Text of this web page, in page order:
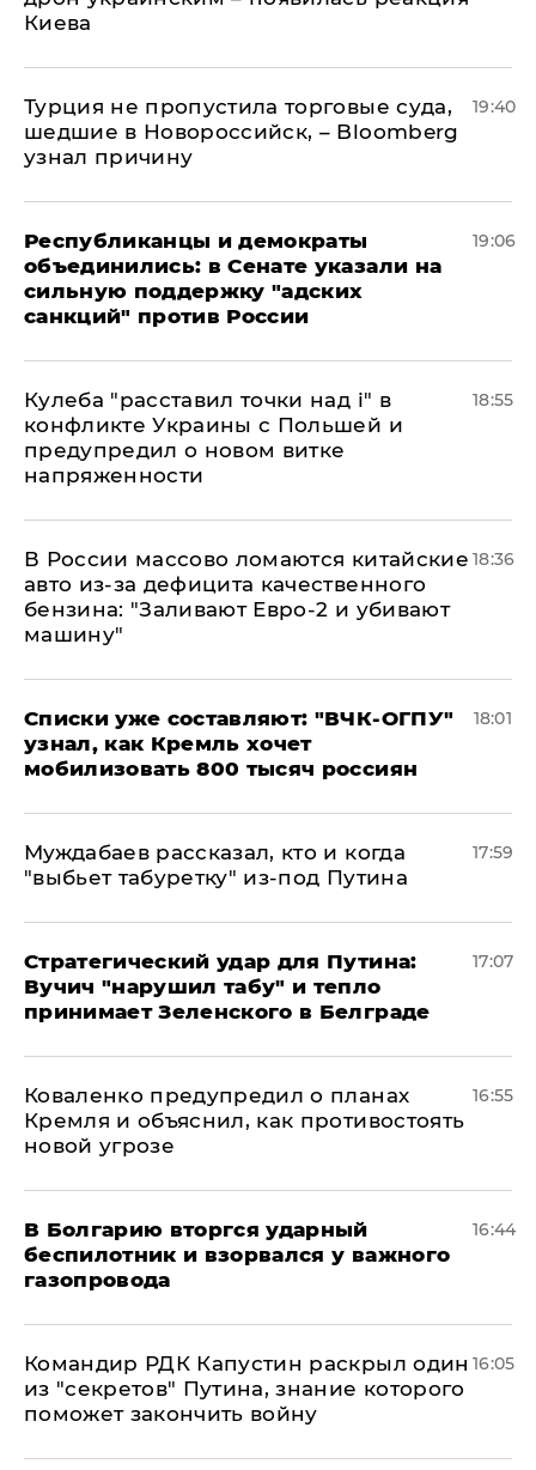
Киева
Турция не пропустила торговые суда,
шедшие в Новороссийск, – Bloomberg
узнал причину
19:40
Республиканцы и демократы
объединились: в Сенате указали на
сильную поддержку "адских
санкций" против России
19:06
Кулеба "расставил точки над і" в
конфликте Украины с Польшей и
предупредил о новом витке
напряженности
18:55
В России массово ломаются китайские
авто из-за дефицита качественного
бензина: "Заливают Евро-2 и убивают
машину"
18:36
Списки уже составляют: "ВЧК-ОГПУ"
узнал, как Кремль хочет
мобилизовать 800 тысяч россиян
18:01
Муждабаев рассказал, кто и когда
"выбьет табуретку" из-под Путина
17:59
Стратегический удар для Путина:
Вучич "нарушил табу" и тепло
принимает Зеленского в Белграде
17:07
Коваленко предупредил о планах
Кремля и объяснил, как противостоять
новой угрозе
16:55
В Болгарию вторгся ударный
беспилотник и взорвался у важного
газопровода
16:44
Командир РДК Капустин раскрыл один
из "секретов" Путина, знание которого
поможет закончить войну
16:05